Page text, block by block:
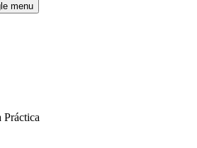
menu